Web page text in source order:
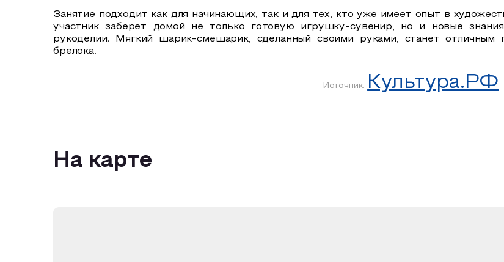
Занятие подходит как для начинающих, так и для тех, кто уже имеет опыт в
участник заберет домой не только готовую игрушку-сувенир, но и новые
рукоделии. Мягкий шарик-смешарик, сделанный своими руками, станет
брелока.
Источник: Культура.РФ
На карте